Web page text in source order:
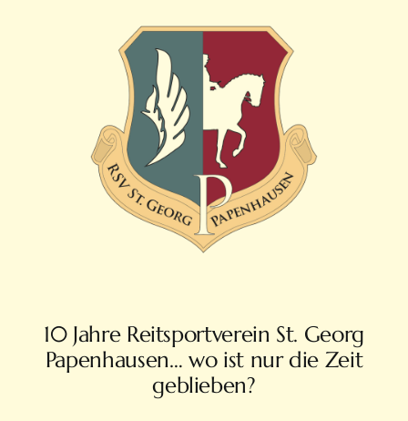
10 Jahre Reitsportverein St. Georg
Papenhausen… wo ist nur die Zeit
geblieben?